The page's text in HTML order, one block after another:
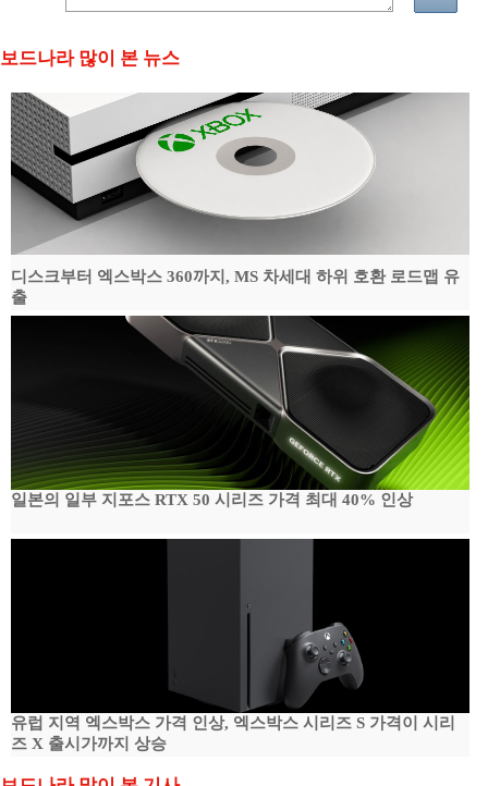
보드나라 많이 본 뉴스
디스크부터 엑스박스 360까지, MS 차세대 하위 호환 로드맵 유
출
일본의 일부 지포스 RTX 50 시리즈 가격 최대 40% 인상
유럽 지역 엑스박스 가격 인상, 엑스박스 시리즈 S 가격이 시리
즈 X 출시가까지 상승